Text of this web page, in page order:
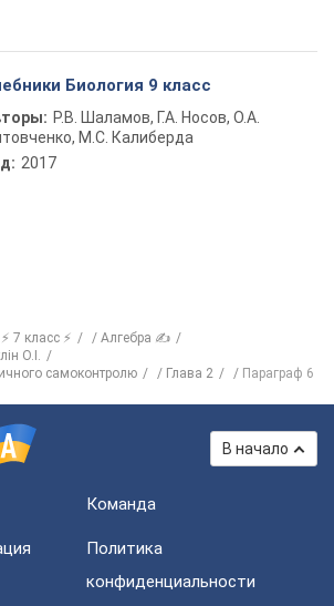
Биология 9 класс
Р.В. Шаламов, Г.А. Носов, О.А.
М.С. Калиберда
2017
⚡ 7 класс ⚡
Алгебра ✍
О.I.
самоконтролю
Глава 2 Параграф 6
В начало
Команда
Политика
конфиденциальности